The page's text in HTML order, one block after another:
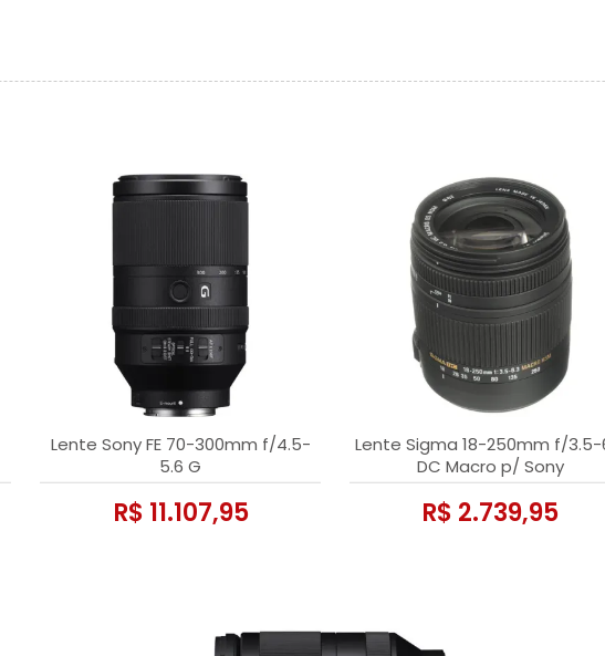
Lente Sony FE 70-300mm f/4.5-
5.6 G
R$ 11.107,95
Lente Sigma 18-250mm f/3.5-
DC Macro p/ Sony
R$ 2.739,95